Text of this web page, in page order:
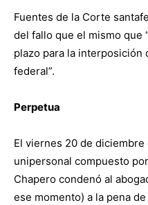
Fuentes de la Corte
del fallo que el mismo que
plazo para la
federal”.
Perpetua
El viernes 20 de
unipersonal compuesto
Chapero condenó al
ese momento) a la pena de